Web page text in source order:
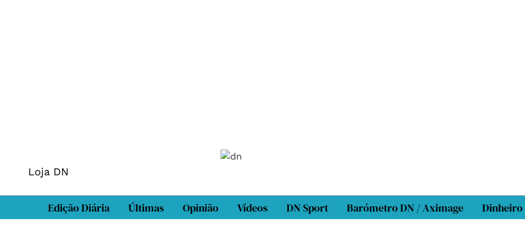
Loja DN
Edição Diária Últimas Opinião Vídeos DN Sport Barómetro DN / Aximage Dinheiro